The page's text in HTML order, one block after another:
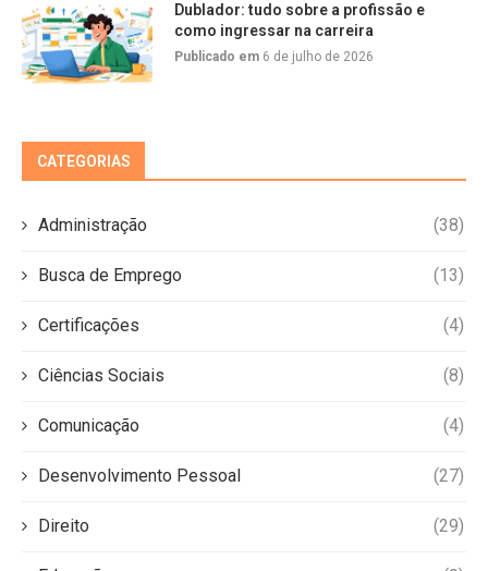
Dublador: tudo sobre a profissão e
como ingressar na carreira
Publicado em 6 de julho de 2026
CATEGORIAS
Administração (38)
Busca de Emprego (13)
Certificações (4)
Ciências Sociais (8)
Comunicação (4)
Desenvolvimento Pessoal (27)
Direito (29)